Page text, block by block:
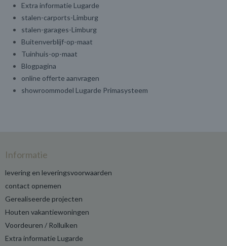
Extra informatie Lugarde
stalen-carports-Limburg
stalen-garages-Limburg
Buitenverblijf-op-maat
Tuinhuis-op-maat
Blogpagina
online offerte aanvragen
showroommodel Lugarde Primasysteem
Informatie
levering en leveringsvoorwaarden
contact opnemen
Gerealiseerde projecten
Houten vakantiewoningen
Voordeuren / Rolluiken
Extra informatie Lugarde